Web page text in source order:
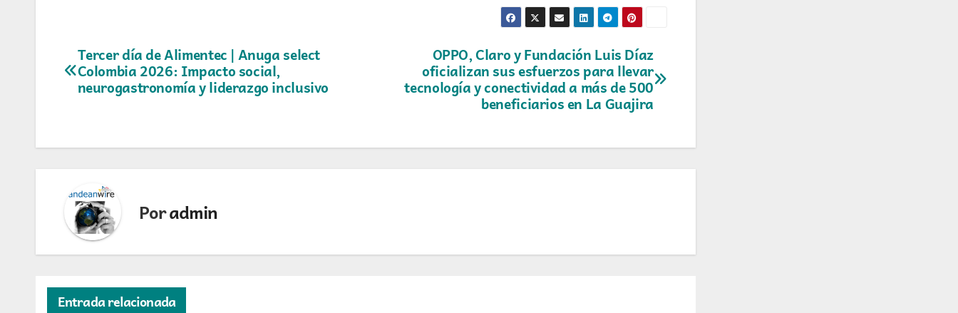
Navegación
de
OPPO, Claro y Fundación Luis Díaz
oficializan sus esfuerzos para llevar
tecnología y conectividad a más de 500
beneficiarios en La Guajira
Tercer día de Alimentec | Anuga select
Colombia 2026: Impacto social,
neurogastronomía y liderazgo inclusivo
Poradmin
Entrada relacionada